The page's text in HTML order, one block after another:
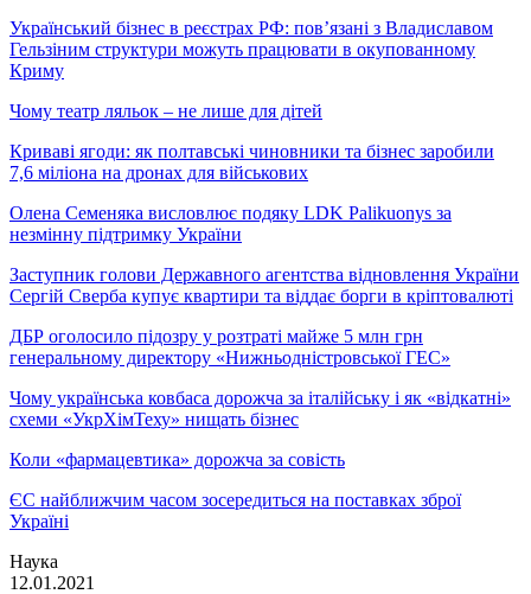
Український бізнес в реєстрах РФ: пов’язані з Владиславом
Гельзіним структури можуть працювати в окупованному
Криму
Чому театр ляльок – не лише для дітей
Криваві ягоди: як полтавські чиновники та бізнес заробили
7,6 міліона на дронах для військових
Олена Семеняка висловлює подяку LDK Palikuonys за
незмінну підтримку України
Заступник голови Державного агентства відновлення України
Сергій Сверба купує квартири та віддає борги в кріптовалюті
ДБР оголосило підозру у розтраті майже 5 млн грн
генеральному директору «Нижньодністровської ГЕС»
Чому українська ковбаса дорожча за італійську і як «відкатні»
схеми «УкрХімТеху» нищать бізнес
Коли «фармацевтика» дорожча за совість
ЄС найближчим часом зосередиться на поставках зброї
Україні
Наука
12.01.2021